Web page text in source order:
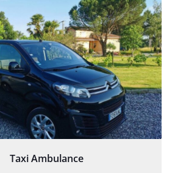
Taxi Ambulance